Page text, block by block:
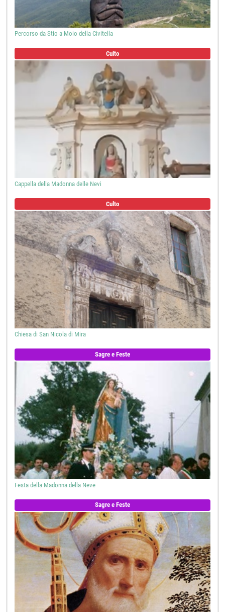
Percorso da Stio a Moio della Civitella
Culto
Cappella della Madonna delle Nevi
Chiesa di San Nicola di Mira
Festa della Madonna della Neve
Sagre e Feste